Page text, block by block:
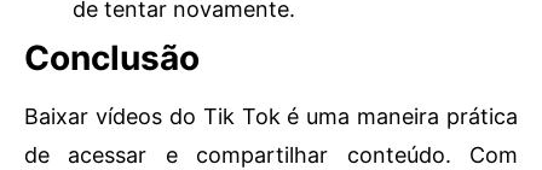
de tentar novamente.
Conclusão
Baixar vídeos do Tik Tok é uma maneira prática
de acessar e compartilhar conteúdo. Com